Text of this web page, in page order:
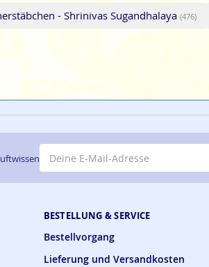
- Shrinivas Sugandhalaya (476)
BESTELLUNG & SERVICE
Bestellvorgang
Lieferung und Versandkosten